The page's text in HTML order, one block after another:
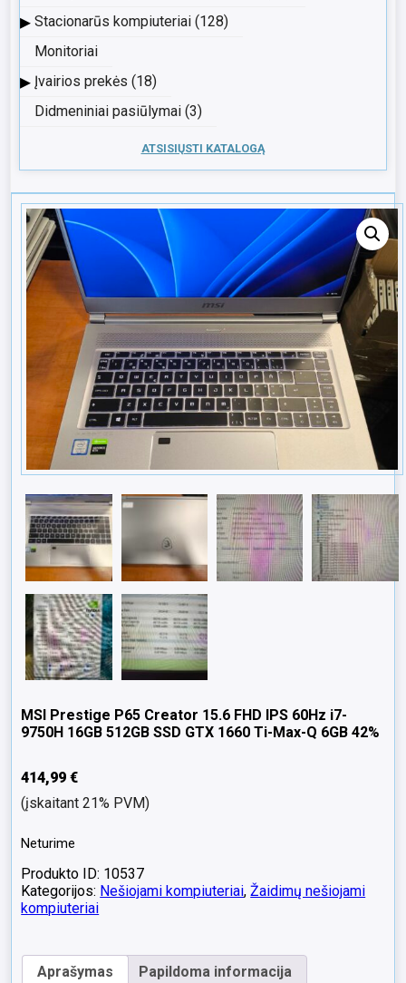
▸ Stacionarūs kompiuteriai (128)
Monitoriai
▸ Įvairios prekės (18)
Didmeniniai pasiūlymai (3)
ATSISIŲSTI KATALOGĄ
MSI Prestige P65 Creator 15.6 FHD IPS 60Hz i7-
9750H 16GB 512GB SSD GTX 1660 Ti-Max-Q 6GB 42%
414,99€
(įskaitant 21% PVM)
Neturime
Produkto ID: 10537
Kategorijos: Nešiojami kompiuteriai,Žaidimų nešiojami
kompiuteriai
Aprašymas Papildoma informacija